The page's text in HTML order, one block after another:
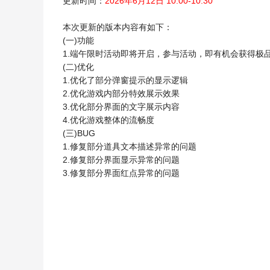
本次更新的版本内容有如下：
(一)功能
1.端午限时活动即将开启，参与活动，即有机会获得极
(二)优化
1.优化了部分弹窗提示的显示逻辑
2.优化游戏内部分特效展示效果
3.优化部分界面的文字展示内容
4.优化游戏整体的流畅度
(三)BUG
1.修复部分道具文本描述异常的问题
2.修复部分界面显示异常的问题
3.修复部分界面红点异常的问题